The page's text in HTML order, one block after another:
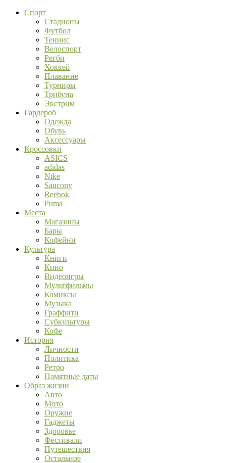
Спорт
Стадионы
Футбол
Теннис
Велоспорт
Регби
Хоккей
Плавание
Турниры
Трибуна
Экстрим
Гардероб
Одежда
Обувь
Аксессуары
Кроссовки
ASICS
adidas
Nike
Saucony
Reebok
Puma
Места
Магазины
Бары
Кофейни
Культура
Книги
Кино
Видеоигры
Мультфильмы
Комиксы
Музыка
Граффити
Субкультуры
Кофе
История
Личности
Политика
Ретро
Памятные даты
Образ жизни
Авто
Мото
Оружие
Гаджеты
Здоровье
Фестивали
Путешествия
Остальное